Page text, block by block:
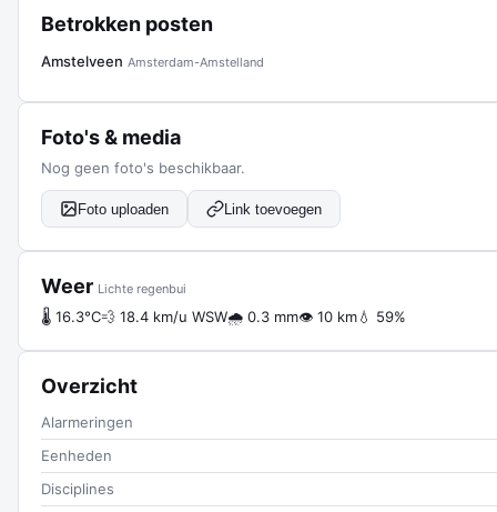
Betrokken posten
Amstelveen Amsterdam-Amstelland
Foto's & media
Nog geen foto's beschikbaar.
Foto uploaden Link toevoegen
Weer Lichte regenbui
🌡 16.3°C💨 18.4 km/u WSW🌧 0.3 mm👁 10 km💧 59%
Overzicht
Alarmeringen
Eenheden
Disciplines